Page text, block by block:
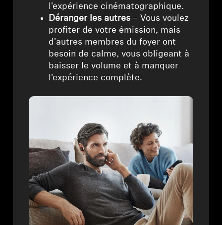
l'expérience cinématographique.
Déranger les autres – Vous voulez
profiter de votre émission, mais
d'autres membres du foyer ont
besoin de calme, vous obligeant à
baisser le volume et à manquer
l'expérience complète.